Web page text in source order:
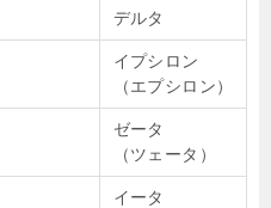
デルタ
イプシロン
（エプシロン）
ゼータ
（ツェータ）
イータ